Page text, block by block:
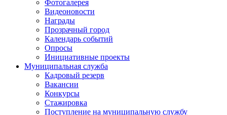
Фотогалерея
Видеоновости
Награды
Прозрачный город
Календарь событий
Опросы
Инициативные проекты
Муниципальная служба
Кадровый резерв
Вакансии
Конкурсы
Стажировка
Поступление на муниципальную службу